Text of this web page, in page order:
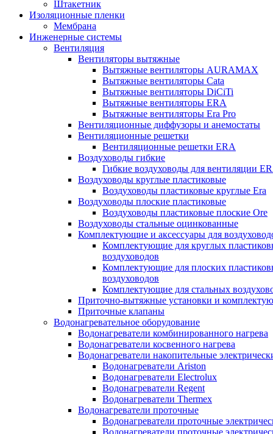
Штакетник
Изоляционные пленки
Мембрана
Инженерные системы
Вентиляция
Вентиляторы вытяжные
Вытяжные вентиляторы AURAMAX
Вытяжные вентиляторы Cata
Вытяжные вентиляторы DiCiTi
Вытяжные вентиляторы ERA
Вытяжные вентиляторы Era Pro
Вентиляционные диффузоры и анемостаты
Вентиляционные решетки
Вентиляционные решетки ERA
Воздуховоды гибкие
Гибкие воздуховоды для вентиляции
Воздуховоды круглые пластиковые
Воздуховоды пластиковые круглые Era
Воздуховоды плоские пластиковые
Воздуховоды пластиковые плоские Ore
Воздуховоды стальные оцинкованные
Комплектующие и аксессуары для
Комплектующие для круглых
воздуховодов
Комплектующие для плоских
воздуховодов
Комплектующие для стальных
Приточно-вытяжные установки и
Приточные клапаны
Водонагревательное оборудование
Водонагреватели комбинированного нагрева
Водонагреватели косвенного нагрева
Водонагреватели накопительные
Водонагреватели Ariston
Водонагреватели Electrolux
Водонагреватели Regent
Водонагреватели Thermex
Водонагреватели проточные
Водонагреватели проточные